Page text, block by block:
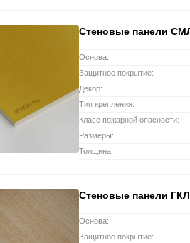
Стеновые панели
Основа:
Защитное покрытие:
Декор:
Тип крепления:
Класс пожарной опасности:
Размеры:
Толщина:
Стеновые панели
Основа:
Защитное покрытие: